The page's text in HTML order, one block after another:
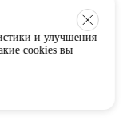
и улучшения
cookies вы